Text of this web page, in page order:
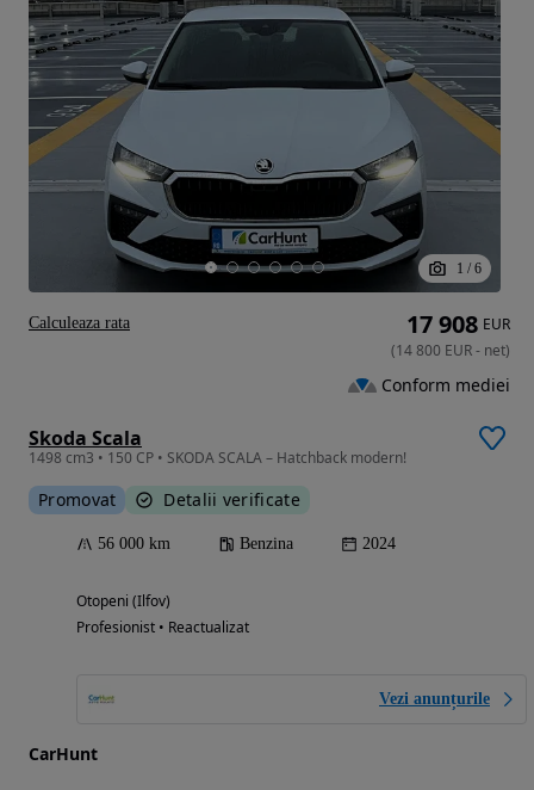
1 / 6
Skoda Scala
1498 cm3 • 150 CP • SKODA SCALA – Hatchback modern!
Promovat Detalii verificate
56 000 km Benzina 2024
Otopeni (Ilfov)
Profesionist • Reactualizat
Vezi anunțurile
CarHunt
17 908 EUR
(14 800 EUR- net)
Conform mediei
Calculeaza rata